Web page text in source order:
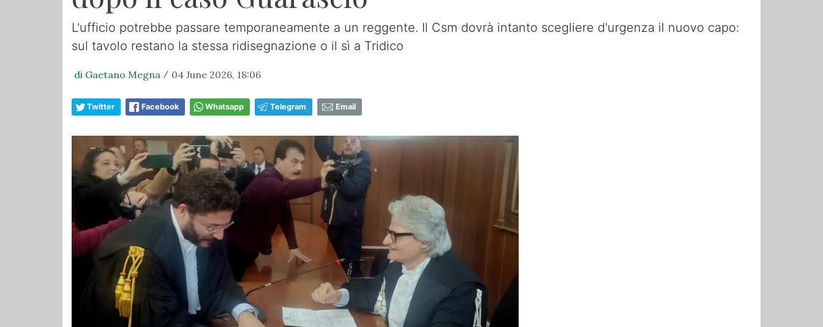
L'ufficio potrebbe passare temporaneamente a un reggente. Il Csm dovrà intanto scegliere d'urgenza il nuovo capo:
sul tavolo restano la stessa ridisegnazione o il sì a Tridico
di Gaetano Megna / 04 June 2026, 18:06
Twitter Facebook Whatsapp Telegram Email